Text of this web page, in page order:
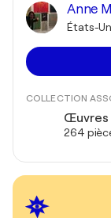
Anne
États-
COLLECTION
Œuvres
264